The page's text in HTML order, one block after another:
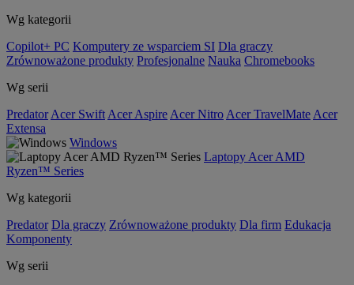
Wg kategorii
Copilot+ PC Komputery ze wsparciem SI Dla graczy
Zrównoważone produkty Profesjonalne Nauka Chromebooks
Wg serii
Predator Acer Swift Acer Aspire Acer Nitro Acer TravelMate Acer
Extensa
Windows
Laptopy Acer AMD
Ryzen™ Series
Wg kategorii
Predator Dla graczy Zrównoważone produkty Dla firm Edukacja
Komponenty
Wg serii